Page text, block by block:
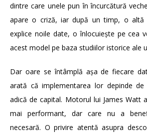
dintre care unele pun în încurcătură
apare o criză, iar după un timp, o altă
explice noile date, o înlocuiește pe cea
acest model pe baza studiilor istorice ale
Dar oare se întâmplă așa de fiecare
arată că implementarea lor depinde de
adică de capital. Motorul lui James Watt
mai performant, dar care nu a
necesară. O privire atentă asupra